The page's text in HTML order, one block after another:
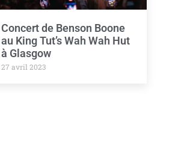
Concert de Benson Boone
au King Tut’s Wah Wah Hut
à Glasgow
27 avril 2023